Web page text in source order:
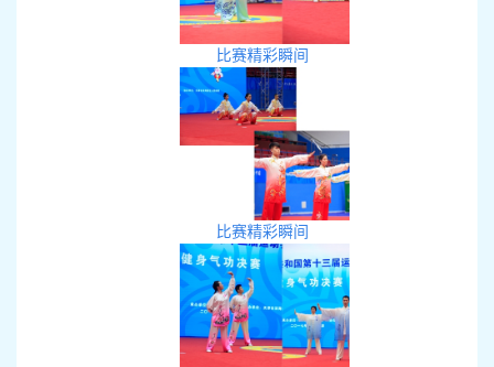
比赛精彩瞬间
比赛精彩瞬间